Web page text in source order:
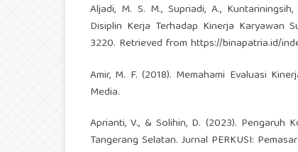
Aljadi, M. S. M., Supriadi, A.,
Disiplin Kerja Terhadap Kinerja Karyawan
3220. Retrieved from https://binapatria.id/
Amir, M. F. (2018). Memahami Evaluasi
Media.
Aprianti, V., & Solihin, D. (2023). Pengaruh
Tangerang Selatan. Jurnal PERKUSI: